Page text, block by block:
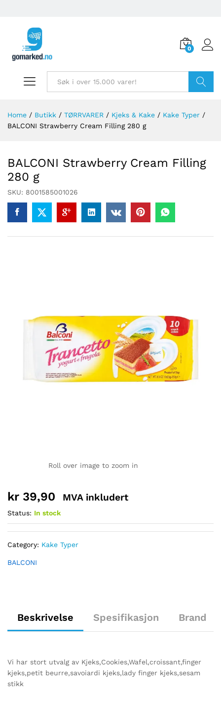
0
Home / Butikk / TØRRVARER / Kjeks & Kake / Kake Typer /
BALCONI Strawberry Cream Filling 280 g
BALCONI Strawberry Cream Filling
280 g
SKU: 8001585001026
Roll over image to zoom in
kr 39,90 MVA inkludert
Status: In stock
Category: Kake Typer
BALCONI
Beskrivelse Spesifikasjon Brand
Vi har stort utvalg av Kjeks,Cookies,Wafel,croissant,finger
kjeks,petit beurre,savoiardi kjeks,lady finger kjeks,sesam
stikk